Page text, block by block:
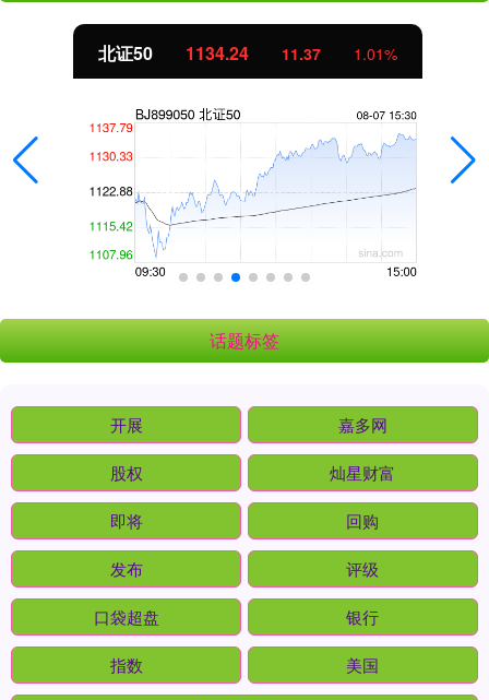
北证50 1134.24 11.37 1.01%
话题标签
开展 嘉多网
股权 灿星财富
即将 回购
发布 评级
口袋超盘 银行
指数 美国